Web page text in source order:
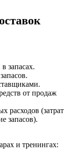
запасах.
от продаж
расходов (затрат
запасов).
и тренингах: